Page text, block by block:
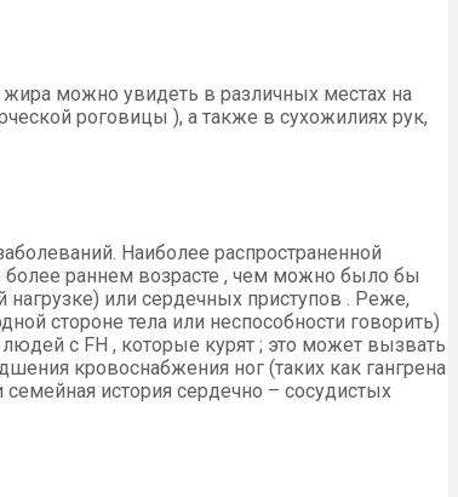
можно увидеть в различных местах на
роговицы ), а также в сухожилиях рук,
Наиболее распространенной
более раннем возрасте , чем можно было бы
или сердечных приступов . Реже,
стороне тела или неспособности говорить)
с FH , которые курят ; это может вызвать
кровоснабжения ног (таких как гангрена
история сердечно – сосудистых